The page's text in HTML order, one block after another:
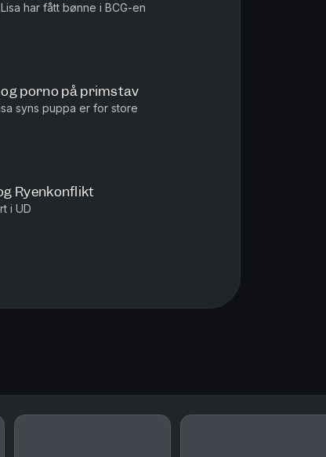
har fått bønne i BCG-en
porno på primstav
syns puppa er for store
Ryenkonflikt
i UD